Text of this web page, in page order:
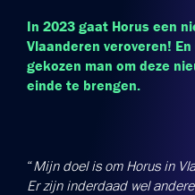
In 2023 gaat Horus een
Vlaanderen veroveren!
gekozen man om deze
einde te brengen.
“Mijn doel is om Horus in
Er zijn inderdaad wel